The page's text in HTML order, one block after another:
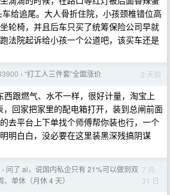
给追尾。大人骨折住院，小孩颈椎错位高
轮椅，并且后车只买了统筹保险公司早就
法院起诉给小孩一个公道吧，该买车还是
› “打工人三件套”全面涨价 2 天前
西跟燃气、水不一样，很好计量，淘宝上
回家把家里的配电箱打开，装到总闸前面
去平台上下单找个师傅帮你装也行，一个
明白白，没必要在这里装黑深残搞阴谋
› 问了 ai，说国内私企只有 21%可以做到双
单休（月休 4 天）
7 月
31 日